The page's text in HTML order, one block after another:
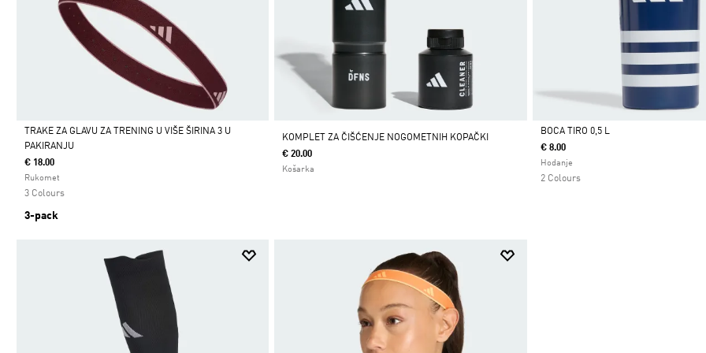
Da
TRAKE ZA GLAVU ZA TRENING U VIŠE ŠIRINA 3 U
PAKIRANJU
€ 18.00
Rukomet
3 Colours
3-pack
KOMPLET ZA ČIŠĆENJE NOGOMETNIH KOPAČKI
€ 20.00
Košarka
Da
BOCA TIRO 0,5 L
€ 8.00
Hodanje
2 Colours